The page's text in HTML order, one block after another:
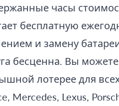
часы
бесплатную
и замену
бесценна. Вы
лотерее для
Mercedes, Lexus,